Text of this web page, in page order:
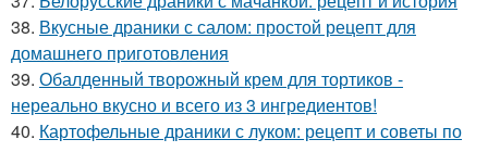
38. Вкусные драники с салом: простой рецепт для
домашнего приготовления
39. Обалденный творожный крем для тортиков -
нереально вкусно и всего из 3 ингредиентов!
40. Картофельные драники с луком: рецепт и советы по